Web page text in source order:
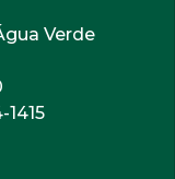
Verde
1415